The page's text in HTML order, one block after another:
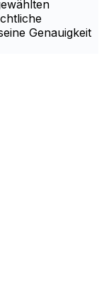
Genauigkeit